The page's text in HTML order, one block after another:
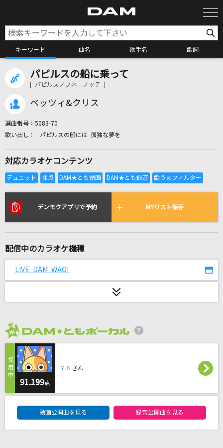
キーワード 曲名 歌手名 歌詞
カラオケ検索
全国りれき
リアルタイムで歌われている曲の一覧
Five
[生音]花に亡霊
ずっと真夜中でいいのに。
[生音]秘密のキス
酒未練
大川栄策
パピルスの船に乗って
[ パピルスノフネニノッテ ]
ベッツィ&クリス
選曲番号： 5083-70
パピルスの船には 孤独な夢を
対応カラオケコンテンツ
デンモクアプリで予約 MYリスト保存
配信中のカラオケ機種
LIVE DAM WAO!
91.199点
ＹＳ さん
動画公開曲を見る 録音公開曲を見る